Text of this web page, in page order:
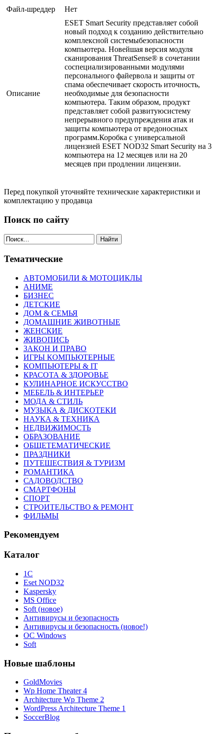
Файл-шреддер Нет
Описание
ESET Smart Security представляет собой
новый подход к созданию действительно
комплексной системыбезопасности
компьютера. Новейшая версия модуля
сканирования ThreatSense® в сочетании
соспециализированными модулями
персонального файервола и защиты от
спама обеспечивает скорость иточность,
необходимые для безопасности
компьютера. Таким образом, продукт
представляет собой развитуюсистему
непрерывного предупреждения атак и
защиты компьютера от вредоносных
программ.Коробка с универсальной
лицензией ESET NOD32 Smart Security на 3
компьютера на 12 месяцев или на 20
месяцев при продлении лицензии.
Перед покупкой уточняйте технические характеристики и
комплектацию у продавца
Поиск по сайту
Найти
Тематические
АВТОМОБИЛИ & МОТОЦИКЛЫ
АНИМЕ
БИЗНЕС
ДЕТСКИЕ
ДОМ & СЕМЬЯ
ДОМАШНИЕ ЖИВОТНЫЕ
ЖЕНСКИЕ
ЖИВОПИСЬ
ЗАКОН И ПРАВО
ИГРЫ КОМПЬЮТЕРНЫЕ
КОМПЬЮТЕРЫ & IT
КРАСОТА & ЗДОРОВЬЕ
КУЛИНАРНОЕ ИСКУССТВО
МЕБЕЛЬ & ИНТЕРЬЕР
МОДА & СТИЛЬ
МУЗЫКА & ДИСКОТЕКИ
НАУКА & ТЕХНИКА
НЕДВИЖИМОСТЬ
ОБРАЗОВАНИЕ
ОБЩЕТЕМАТИЧЕСКИЕ
ПРАЗДНИКИ
ПУТЕШЕСТВИЯ & ТУРИЗМ
РОМАНТИКА
САДОВОДСТВО
СМАРТФОНЫ
СПОРТ
СТРОИТЕЛЬСТВО & РЕМОНТ
ФИЛЬМЫ
Рекомендуем
Каталог
1С
Eset NOD32
Kaspersky
MS Office
Soft (новое)
Антивирусы и безопасность
Антивирусы и безопасность (новое!)
ОС Windows
Soft
Новые шаблоны
GoldMovies
Wp Home Theater 4
Architecture Wp Theme 2
WordPress Architecture Theme 1
SoccerBlog